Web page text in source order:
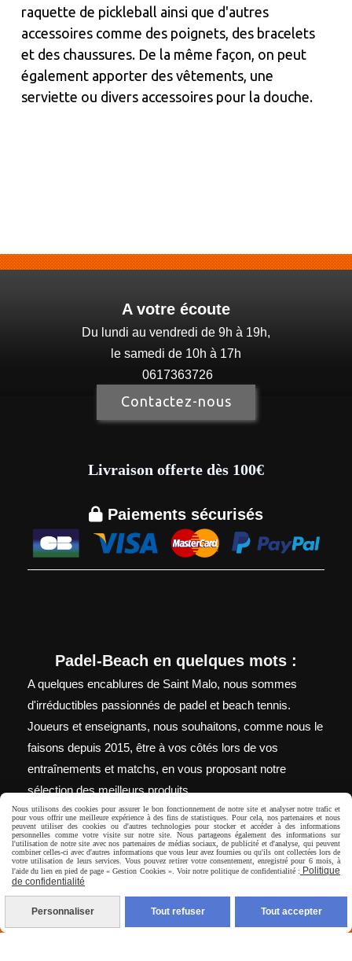
raquette de pickleball ainsi que d'autres
accessoires comme des poignets, des bracelets
et des chaussures. De la même façon, on peut
également apporter des vêtements, une
serviette ou divers accessoires pour la douche.
A votre écoute
Du lundi au vendredi de 9h à 19h,
le samedi de 10h à 17h
0617363726
Contactez-nous
Livraison offerte dès 100€
 Paiements sécurisés
Padel-Beach en quelques mots :
A quelques encablures de Saint Malo, nous sommes
d'irréductibles passionnés de padel et beach tennis.
Joueurs et enseignants, nous souhaitons, comme nous le
faisons depuis 2015, être à vos côtés lors de vos
entraînements et matchs, en vous proposant notre
sélection des meilleurs produits.
Facebook est désactivé. Autoriser
Mentions Légales Conditions générales de vente
Politique de
Nous utilisons des cookies pour assurer le bon fonctionnement de notre site et analyser notre trafic et
pour vous offrir une meilleure expérience à des fins de statistiques. Pour cela, nos partenaires et nous
peuvent utiliser des cookies ou d'autres technologies pour stocker et accéder à des informations
personnelles comme votre visite sur notre site. Nous partageons également des informations sur
l'utilisation de notre site avec nos partenaires de médias sociaux, de publicité et d'analyse, qui peuvent
combiner celles-ci avec d'autres informations que vous leur avez fournies ou qu'ils ont collectées lors de
votre utilisation de leurs services. Vous pouvez retirer votre consentement, enregistré pour 6 mois, à
l'aide du lien en pied de page « Gestion Cookies ». Voir notre politique de confidentialité : Politique
de confidentialité
Personnaliser Tout refuser Tout accepter